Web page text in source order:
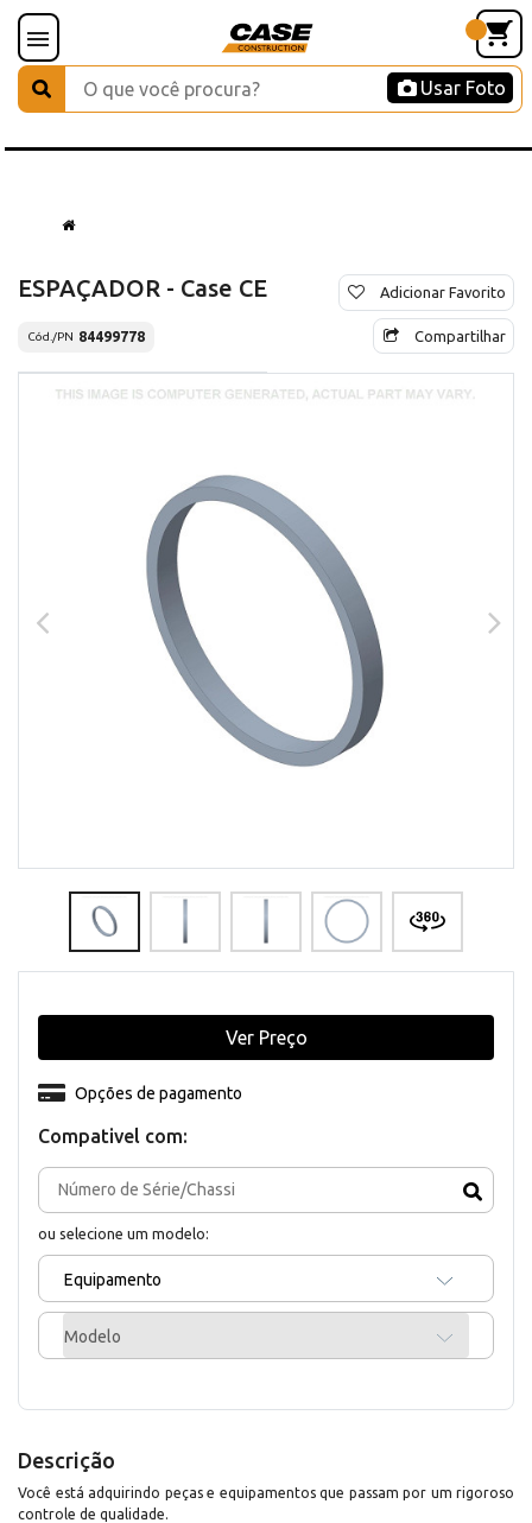
Usar Foto
ESPAÇADOR - Case CE
Cód./PN 84499778
Adicionar Favorito
Compartilhar
Compativel com:
ou selecione um modelo:
Equipamento
Modelo
Opções de pagamento
Ver Preço
Descrição
Você está adquirindo peças e equipamentos que passam por um rigoroso
controle de qualidade.